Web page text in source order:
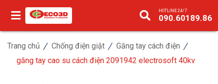
HOTLINE 24/7
090.60189.86
Trang chủ Chống điện giật
Găng tay cách điện
găng tay cao su cách điện 2091942 electrosoft 40kv